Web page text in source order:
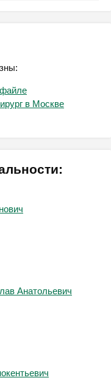
в Москве
Анатольевич